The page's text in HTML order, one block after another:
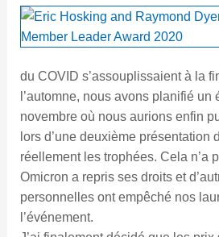
du COVID s’assouplissaient à la
l’automne, nous avons planifié un
novembre où nous aurions enfin
lors d’une deuxième présentation
réellement les trophées. Cela n’a
Omicron a repris ses droits et
personnelles ont empêché nos
l’événement.